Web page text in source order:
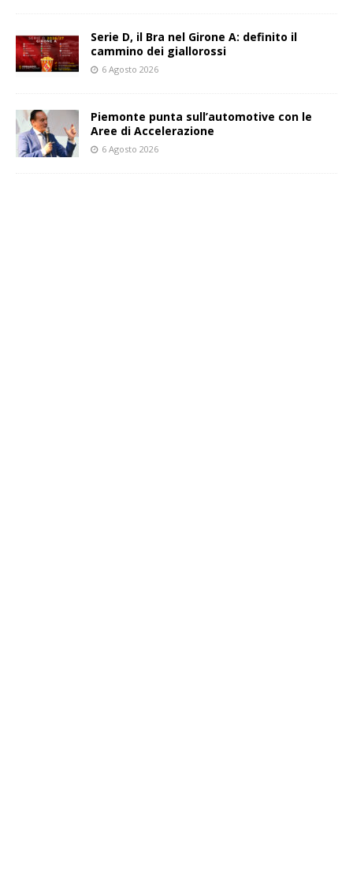
Serie D, il Bra nel Girone A: definito il
cammino dei giallorossi
6 Agosto 2026
Piemonte punta sull’automotive con le
Aree di Accelerazione
6 Agosto 2026